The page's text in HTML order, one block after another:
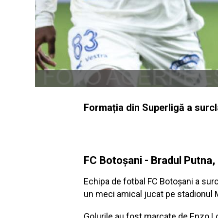
Formația din Superligă a
FC Botoșani - Bradul
Echipa de fotbal FC Botoșani a
un meci amical jucat pe stadionul